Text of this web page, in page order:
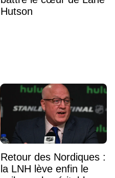
Hutson
Retour des Nordiques :
la LNH lève enfin le